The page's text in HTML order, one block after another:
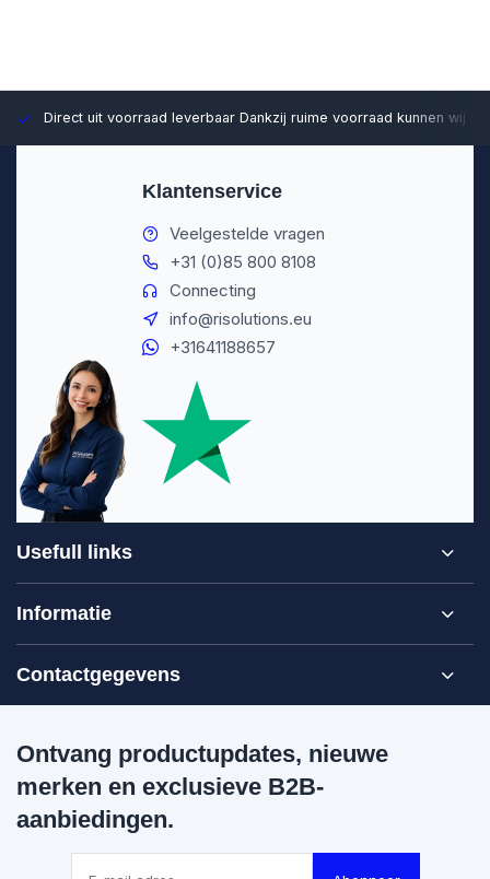
Direct uit voorraad leverbaar Dankzij ruime voorraad kunnen wij
Klantenservice
Veelgestelde vragen
+31 (0)85 800 8108
Connecting
info@risolutions.eu
+31641188657
Usefull links
Informatie
Contactgegevens
Ontvang productupdates, nieuwe
merken en exclusieve B2B-
aanbiedingen.